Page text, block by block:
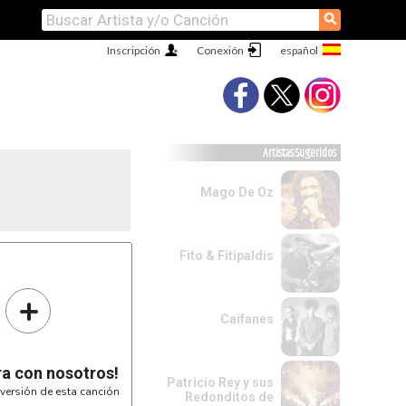
⚲
Conexión
Inscripción
|
|
5--|
|
|
|
+
con nosotros!
de esta canción
Artistas Sugeridos
Mago De Oz
Fito & Fitipaldis
Caifanes
Patricio Rey y sus
Redonditos de